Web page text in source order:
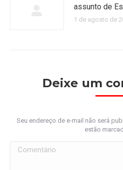
assunto de
1 de agosto de
Deixe um
Seu endereço de e-mail não será
estão
Comentário